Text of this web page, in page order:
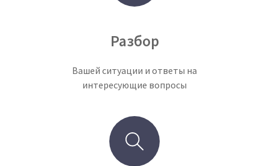
Разбор
Вашей ситуации и ответы на
интересующие вопросы